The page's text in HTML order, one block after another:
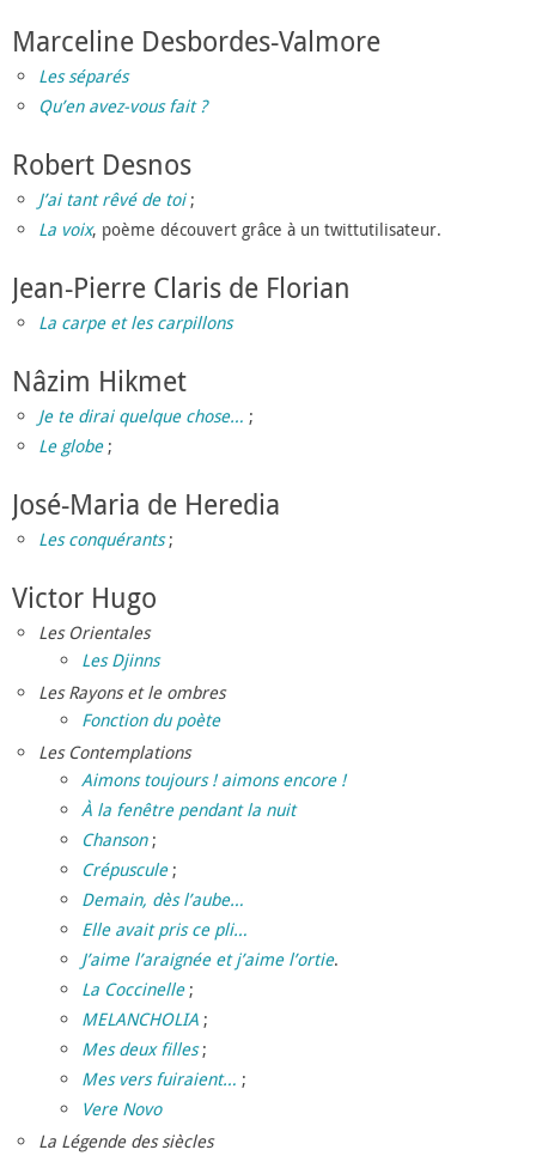
Marceline Desbordes-Valmore
Les séparés
Qu’en avez-vous fait ?
Robert Desnos
J’ai tant rêvé de toi;
La voix, poème découvert grâce à un twittutilisateur.
Jean-Pierre Claris de Florian
La carpe et les carpillons
Nâzim Hikmet
Je te dirai quelque chose… ;
Le globe;
José-Maria de Heredia
Les conquérants;
Victor Hugo
Les Orientales
Les Djinns
Les Rayons et le ombres
Fonction du poète
Les Contemplations
Aimons toujours ! aimons encore !
À la fenêtre pendant la nuit
Chanson;
Crépuscule;
Demain, dès l’aube…
Elle avait pris ce pli…
J’aime l’araignée et j’aime l’ortie.
La Coccinelle;
MELANCHOLIA ;
Mes deux filles;
Mes vers fuiraient… ;
Vere Novo
La Légende des siècles